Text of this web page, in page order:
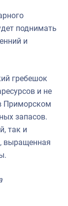
поднимать
и
гребешок
и не
Приморском
запасов.
так и
выращенная